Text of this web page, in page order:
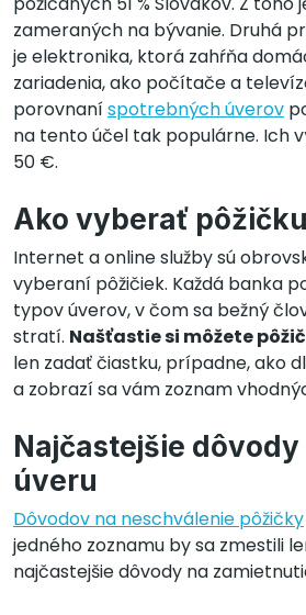
zameraných na bývanie. Druhá
je elektronika, ktorá zahŕňa
zariadenia, ako počítače a
porovnaníspotrebných úverov
na tento účel tak populárne. Ich
50 €.
Ako vyberať
Internet a online služby sú
vyberaní pôžičiek. Každá banka
typov úverov, v čom sa bežný
stratí. Našťastie si môžete
len zadať čiastku, prípadne, ako
a zobrazí sa vám zoznam
Najčastejšie
úveru
Dôvodov na neschválenie pôžičky
jedného zoznamu by sa zmestili
najčastejšie dôvody na